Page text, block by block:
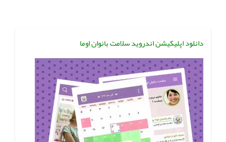
دانلود اپلیکیشن اندروید سلامت بانوان اوما